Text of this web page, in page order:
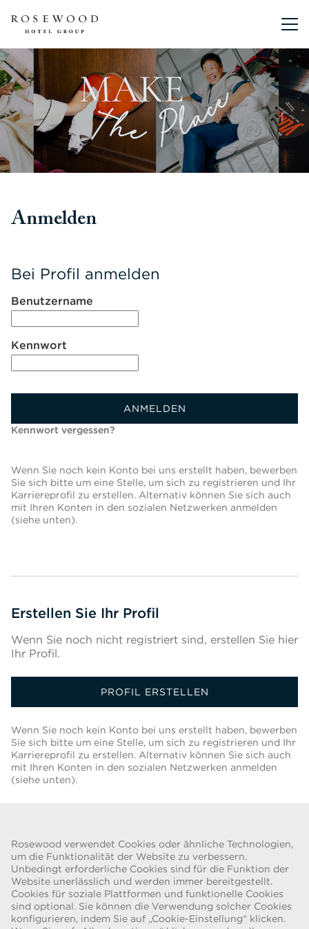
Rosewood verwendet Cookies oder ähnliche Technologien,
um die Funktionalität der Website zu verbessern.
Unbedingt erforderliche Cookies sind für die Funktion der
Website unerlässlich und werden immer bereitgestellt.
Cookies für soziale Plattformen und funktionelle Cookies
sind optional. Sie können die Verwendung solcher Cookies
konfigurieren, indem Sie auf „Cookie-Einstellung“ klicken.
Anmelden
Bei Profil anmelden
Benutzername
Kennwort
ANMELDEN
Kennwort vergessen?
Wenn Sie noch kein Konto bei uns erstellt haben, bewerben
Sie sich bitte um eine Stelle, um sich zu registrieren und Ihr
Karriereprofil zu erstellen. Alternativ können Sie sich auch
mit Ihren Konten in den sozialen Netzwerken anmelden
(siehe unten).
Erstellen Sie Ihr Profil
Wenn Sie noch nicht registriert sind, erstellen Sie hier
Ihr Profil.
PROFIL ERSTELLEN
Wenn Sie noch kein Konto bei uns erstellt haben, bewerben
Sie sich bitte um eine Stelle, um sich zu registrieren und Ihr
Karriereprofil zu erstellen. Alternativ können Sie sich auch
mit Ihren Konten in den sozialen Netzwerken anmelden
(siehe unten).
Zurück Zur Jobliste
BETRUGSWARNUNG
Wir wurden auf eine aktuelle Betrugsmasche aufmerksam gemacht,